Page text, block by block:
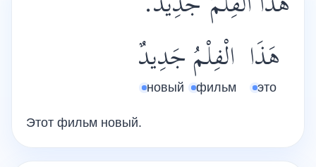
هَذَا
это
الْفِلْمُ
фильм
جَدِيدٌ
новый
Этот фильм новый.